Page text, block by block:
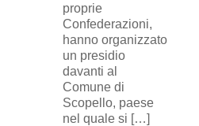
proprie
Confederazioni,
hanno organizzato
un presidio
davanti al
Comune di
Scopello, paese
nel quale si […]